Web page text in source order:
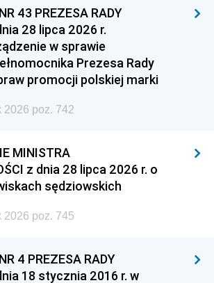
43 PREZESA RADY
28 lipca 2026 r.
w sprawie
Prezesa Rady
promocji polskiej marki
2026 poz. 742
MINISTRA
z dnia 28 lipca 2026 r. o
sędziowskich
2026 poz. 745
4 PREZESA RADY
18 stycznia 2016 r. w